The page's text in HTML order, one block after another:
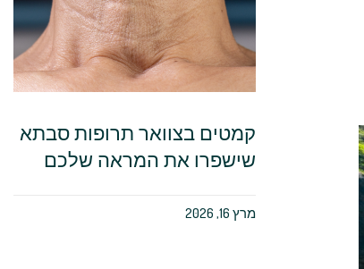
קמטים בצוואר תרופות סבתא
שישפרו את המראה שלכם
מרץ 16, 2026